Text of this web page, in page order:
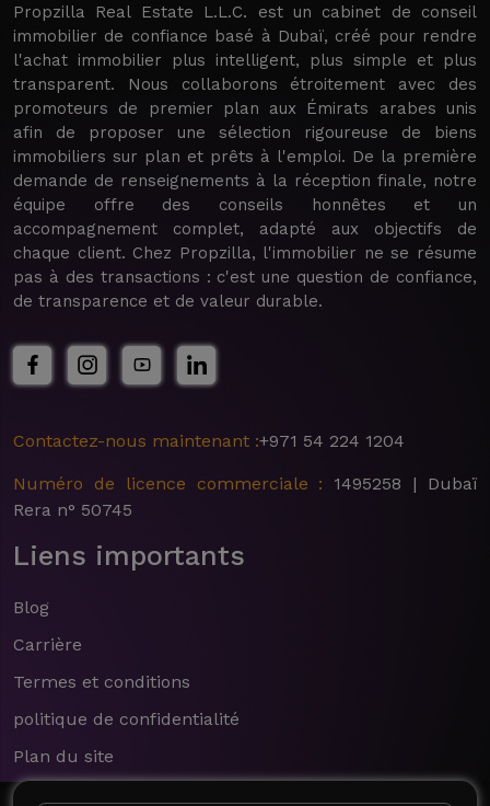
Propzilla Real Estate L.L.C. est un cabinet de conseil
immobilier de confiance basé à Dubaï, créé pour rendre
l'achat immobilier plus intelligent, plus simple et plus
transparent. Nous collaborons étroitement avec des
promoteurs de premier plan aux Émirats arabes unis
afin de proposer une sélection rigoureuse de biens
immobiliers sur plan et prêts à l'emploi. De la première
demande de renseignements à la réception finale, notre
équipe offre des conseils honnêtes et un
accompagnement complet, adapté aux objectifs de
chaque client. Chez Propzilla, l'immobilier ne se résume
pas à des transactions : c'est une question de confiance,
de transparence et de valeur durable.
Contactez-nous maintenant :+971 54 224 1204
Numéro de licence commerciale : 1495258 | Dubaï
Rera n° 50745
Liens importants
Blog
Carrière
Termes et conditions
politique de confidentialité
Plan du site